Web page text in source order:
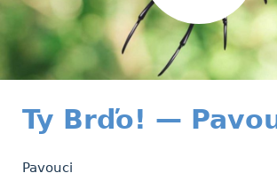
Ty Brďo! —
Pavouci